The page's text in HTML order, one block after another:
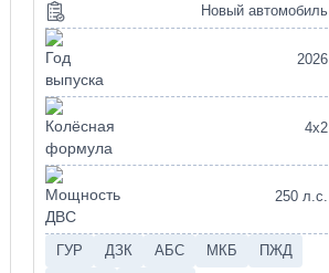
Новый автомобиль
2026
4х2
250 л.с.
ГУР ДЗК АБС МКБ
ПЖД